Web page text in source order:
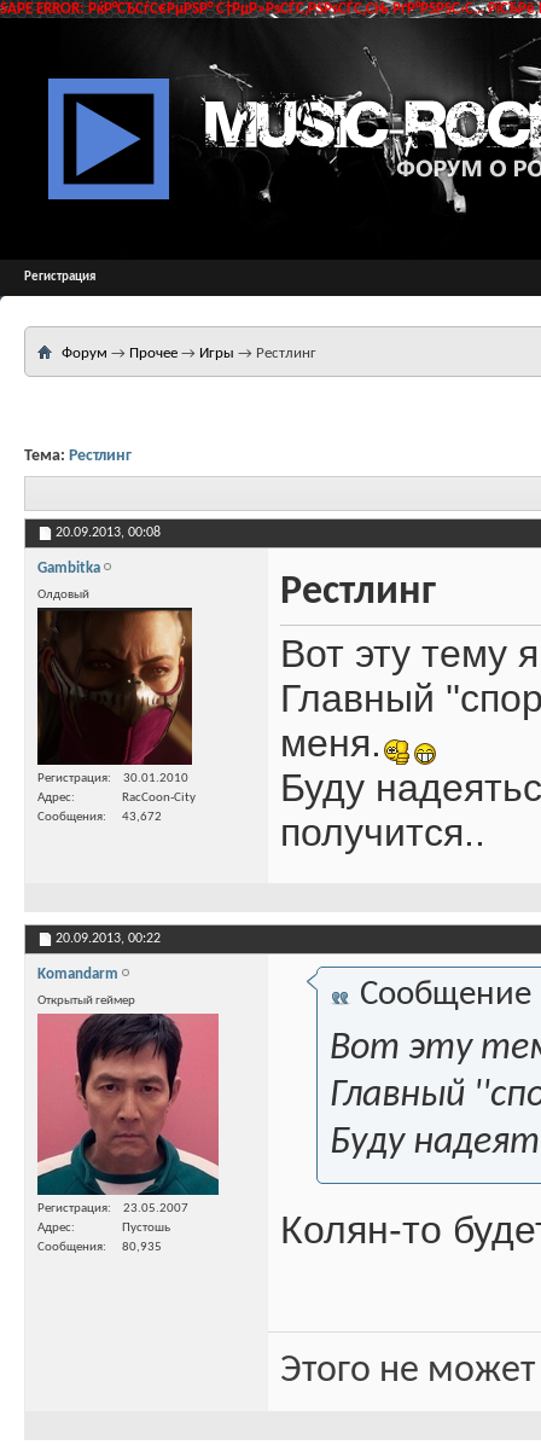
SAPE ERROR: РќР°СЂСѓС€РµРЅР° С†РµР»РѕСЃС‚РЅРѕСЃС‚СЊ РґР°РЅРЅС‹С…
Регистрация
Форум → Прочее → Игры → Рестлинг
Тема: Рестлинг
20.09.2013, 00:08
Gambitka
Олдовый
Регистрация
30.01.2010
Адрес
RacCoon-City
Сообщения
43,672
Рестлинг
Вот эту тему
Главный
меня.
Буду
получится..
20.09.2013, 00:22
Komandarm
Открытый геймер
Регистрация
23.05.2007
Адрес
Пустошь
Сообщения
80,935
Сообщение
Вот эту
Главный
Буду
Колян-то
Этого не